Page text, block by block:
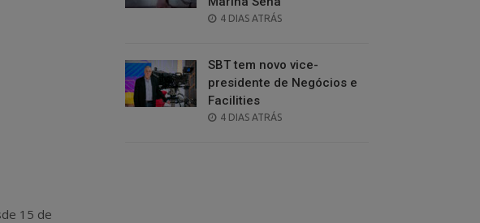
15 de
POSTED
4 DIAS ATRÁS
SBT tem novo vice-
presidente de Negócios e
Facilities
POSTED
4 DIAS ATRÁS